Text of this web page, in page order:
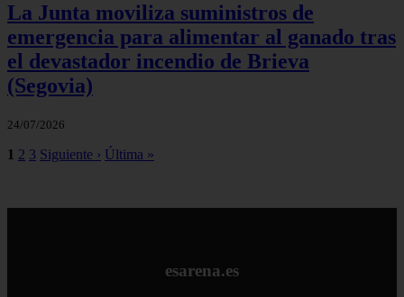
La Junta moviliza suministros de
emergencia para alimentar al ganado tras
el devastador incendio de Brieva
(Segovia)
24/07/2026
1 2 3 Siguiente › Última »
esarena.es